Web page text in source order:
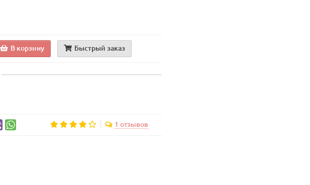
В корзину Быстрый заказ
1 отзывов